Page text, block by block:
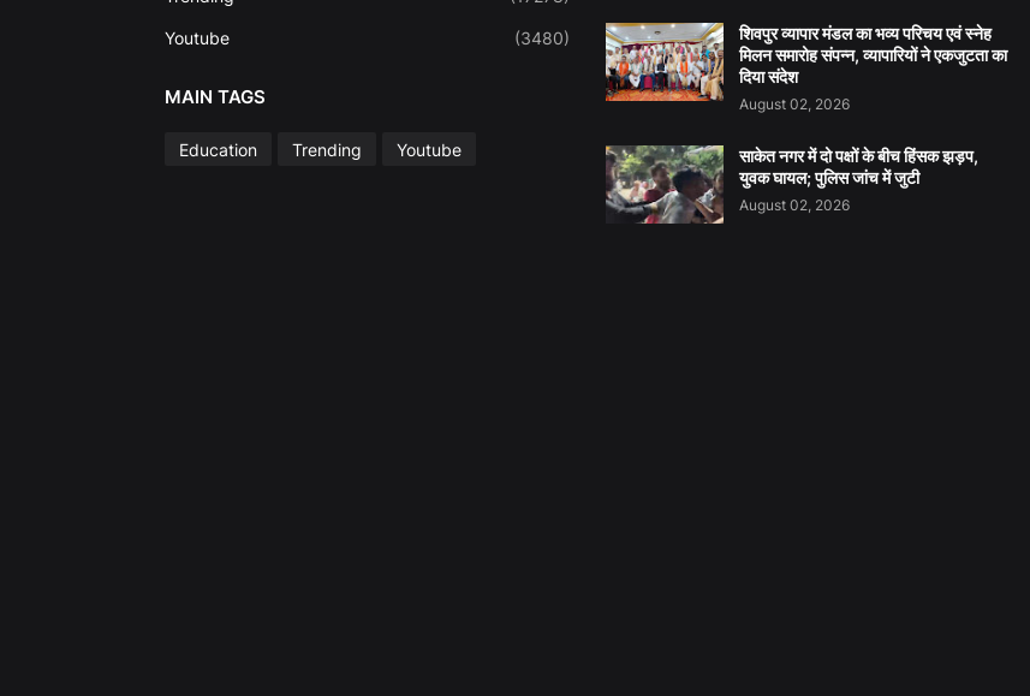
Youtube (3480)
MAIN TAGS
Education Trending Youtube
शिवपुर व्यापार मंडल का भव्य परिचय एवं स्नेह
मिलन समारोह संपन्न, व्यापारियों ने एकजुटता का
दिया संदेश
August 02, 2026
साकेत नगर में दो पक्षों के बीच हिंसक झड़प,
युवक घायल; पुलिस जांच में जुटी
August 02, 2026